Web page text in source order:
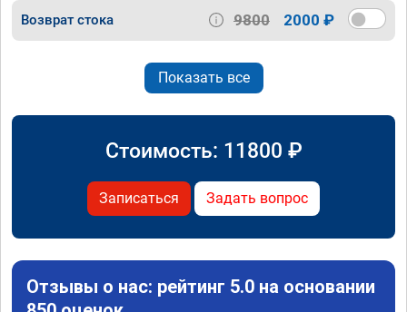
Возврат стока 9800 2000 ₽
Показать все
Стоимость: 11800 ₽
Записаться Задать вопрос
Отзывы о нас: рейтинг 5.0 на основании